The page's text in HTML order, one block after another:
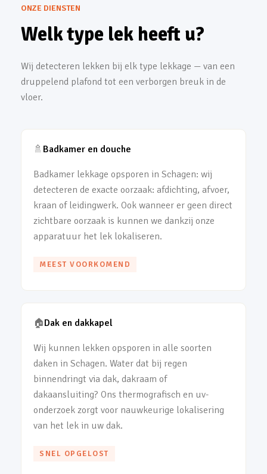
ONZE DIENSTEN
Welk type lek heeft u?
Wij detecteren lekken bij elk type lekkage — van een
druppelend plafond tot een verborgen breuk in de
vloer.
🚿 Badkamer en douche
Badkamer lekkage opsporen in Schagen: wij
detecteren de exacte oorzaak: afdichting, afvoer,
kraan of leidingwerk. Ook wanneer er geen direct
zichtbare oorzaak is kunnen we dankzij onze
apparatuur het lek lokaliseren.
MEEST VOORKOMEND
🏠Dak en dakkapel
Wij kunnen lekken opsporen in alle soorten
daken in Schagen. Water dat bij regen
binnendringt via dak, dakraam of
dakaansluiting? Ons thermografisch en uv-
onderzoek zorgt voor nauwkeurige lokalisering
van het lek in uw dak.
SNEL OPGELOST